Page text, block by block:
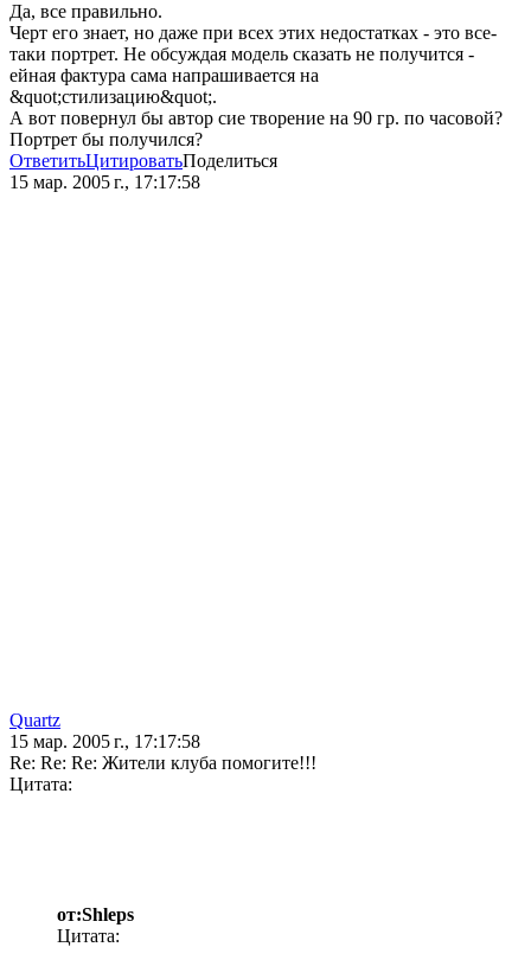
Да, все правильно.
Черт его знает, но даже при всех этих недостатках - это все-
таки портрет. Не обсуждая модель сказать не получится -
ейная фактура сама напрашивается на
&quot;стилизацию&quot;.
А вот повернул бы автор сие творение на 90 гр. по часовой?
Портрет бы получился?
ОтветитьЦитироватьПоделиться
15 мар. 2005 г., 17:17:58
Quartz
15 мар. 2005 г., 17:17:58
Re: Re: Re: Жители клуба помогите!!!
Цитата:
от:Shleps
Цитата: